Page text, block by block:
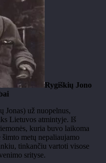
Rygiškių Jono
Jonas) už nuopelnus,
Lietuvos atmintyje. Iš
kuria buvo laikoma
metų nepaliaujamo
tinkančiu vartoti visose
srityse.